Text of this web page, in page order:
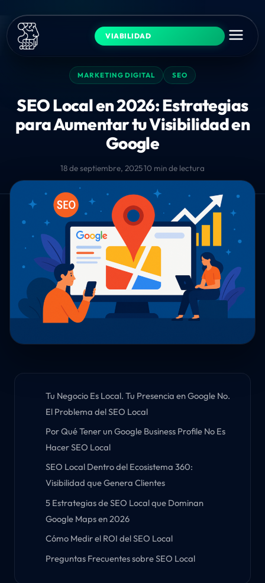
VIABILIDAD
MARKETING DIGITAL SEO
SEO Local en 2026: Estrategias
para Aumentar tu Visibilidad en
Google
18 de septiembre, 2025·10 min de lectura
Tu Negocio Es Local. Tu Presencia en Google No.
El Problema del SEO Local
Por Qué Tener un Google Business Profile No Es
Hacer SEO Local
SEO Local Dentro del Ecosistema 360:
Visibilidad que Genera Clientes
5 Estrategias de SEO Local que Dominan
Google Maps en 2026
Cómo Medir el ROI del SEO Local
Preguntas Frecuentes sobre SEO Local